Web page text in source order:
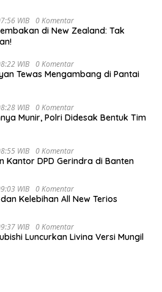
WIB 0 Komentar
di New Zealand: Tak
WIB 0 Komentar
Tewas Mengambang di Pantai
WIB 0 Komentar
Munir, Polri Didesak Bentuk Tim
WIB 0 Komentar
Kantor DPD Gerindra di Banten
WIB 0 Komentar
Kelebihan All New Terios
WIB 0 Komentar
Luncurkan Livina Versi Mungil